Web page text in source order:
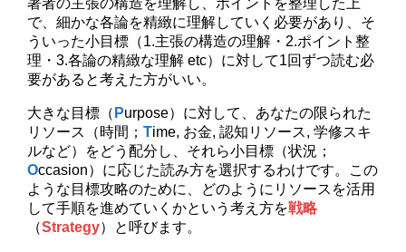
著者の主張の構造を理解し、ポイントを整理した上
で、細かな各論を精緻に理解していく必要があり、そ
ういった小目標（1.主張の構造の理解・2.ポイント整
理・3.各論の精緻な理解 etc）に対して1回ずつ読む必
要があると考えた方がいい。
大きな目標（ Purpose）に対して、あなたの限られた
リソース（時間；Time, お金, 認知リソース, 学修スキ
ルなど）をどう配分し、それら小目標（状況；
Occasion）に応じた読み方を選択するわけです。この
ような目標攻略のために、どのようにリソースを活用
して手順を進めていくかという考え方を戦略
（Strategy）と呼びます。